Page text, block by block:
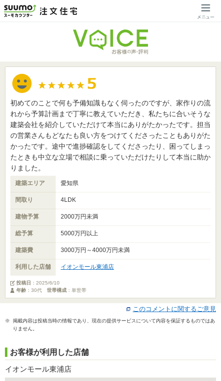
初めてのことで何も予備知識もなく伺ったのですが、家作りの流
れから予算計画まで丁寧に教えていただき、私たちに合いそうな
建築会社を紹介していただけて本当にありがたかったです。担当
の営業さんもどなたも良い方をつけてくださったこともありがた
かったです。途中で進捗確認をしてくださったり、困ってしまっ
たときも中立な立場で相談に乗っていただけたりして本当に助か
りました。
建築エリア 愛知県
間取り 4LDK
建物予算 2000万円未満
総予算 5000万円以上
建築費 3000万円～4000万円未満
利用した店舗 イオンモール東浦店
投稿日 ： 2025/6/10
年齢 ：30代 世帯構成 ：単世帯
このコメントに関するご意見
※ 掲載内容は投稿当時の情報であり、現在の提供サービスについて内容を保証するものではあ
りません。
お客様が利用した店舗
イオンモール東浦店